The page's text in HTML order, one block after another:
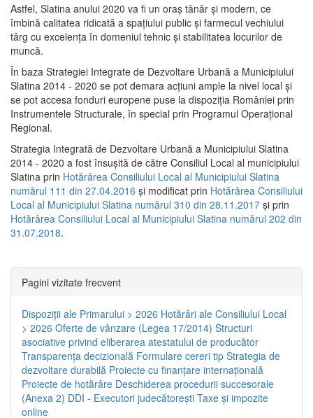
Astfel, Slatina anului 2020 va fi un oraş tânăr şi modern, ce
îmbină calitatea ridicată a spaţiului public şi farmecul vechiului
târg cu excelenţa în domeniul tehnic şi stabilitatea locurilor de
muncă.
În baza Strategiei Integrate de Dezvoltare Urbană a Municipiului
Slatina 2014 - 2020 se pot demara acţiuni ample la nivel local şi
se pot accesa fonduri europene puse la dispoziţia României prin
Instrumentele Structurale, în special prin Programul Operațional
Regional.
Strategia Integrată de Dezvoltare Urbană a Municipiului Slatina
2014 - 2020 a fost însuşită de către Consiliul Local al municipiului
Slatina prin Hotărârea Consiliului Local al Municipiului Slatina
numărul 111 din 27.04.2016 și modificat prin Hotărârea Consiliului
Local al Municipiului Slatina numărul 310 din 28.11.2017 și prin
Hotărârea Consiliului Local al Municipiului Slatina numărul 202 din
31.07.2018.
Pagini vizitate frecvent
Dispoziţii ale Primarului > 2026 Hotărâri ale Consiliului Local
> 2026 Oferte de vânzare (Legea 17/2014) Structuri
asociative privind eliberarea atestatului de producător
Transparenţa decizională Formulare cereri tip Strategia de
dezvoltare durabilă Proiecte cu finanţare internaţională
Proiecte de hotărâre Deschiderea procedurii succesorale
(Anexa 2) DDI - Executori judecătorești Taxe şi impozite
online